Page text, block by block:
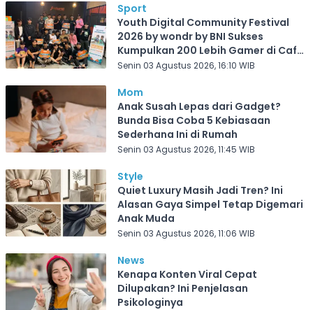
Sport
Youth Digital Community Festival
2026 by wondr by BNI Sukses
Kumpulkan 200 Lebih Gamer di Cafe
Frekuensi Depok
Senin 03 Agustus 2026, 16:10 WIB
Mom
Anak Susah Lepas dari Gadget?
Bunda Bisa Coba 5 Kebiasaan
Sederhana Ini di Rumah
Senin 03 Agustus 2026, 11:45 WIB
Style
Quiet Luxury Masih Jadi Tren? Ini
Alasan Gaya Simpel Tetap Digemari
Anak Muda
Senin 03 Agustus 2026, 11:06 WIB
News
Kenapa Konten Viral Cepat
Dilupakan? Ini Penjelasan
Psikologinya